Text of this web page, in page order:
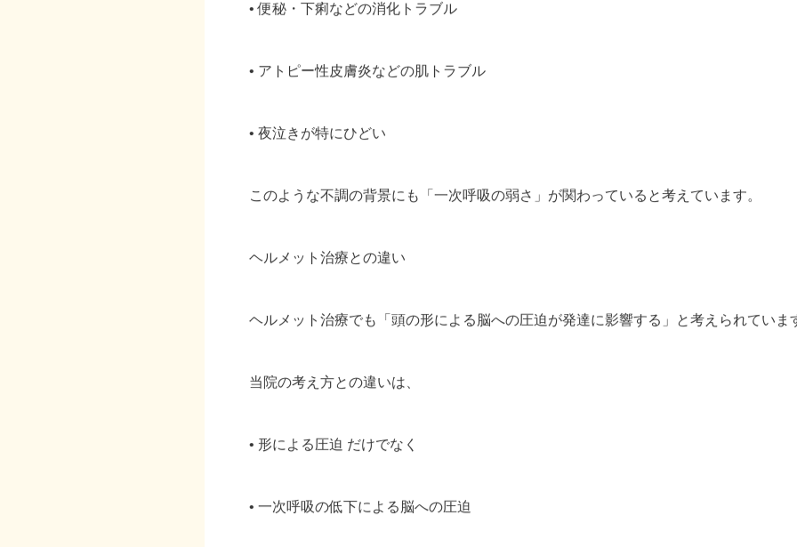
• 便秘・下痢などの消化トラブル
• アトピー性皮膚炎などの肌トラブル
• 夜泣きが特にひどい
このような不調の背景にも「一次呼吸の弱さ」が関わっていると考えています。
ヘルメット治療との違い
ヘルメット治療でも「頭の形による脳への圧迫が発達に影響する」と考えられていま
当院の考え方との違いは、
• 形による圧迫 だけでなく
• 一次呼吸の低下による脳への圧迫